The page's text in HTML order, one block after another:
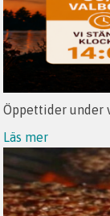
Öppettider under
Läs mer